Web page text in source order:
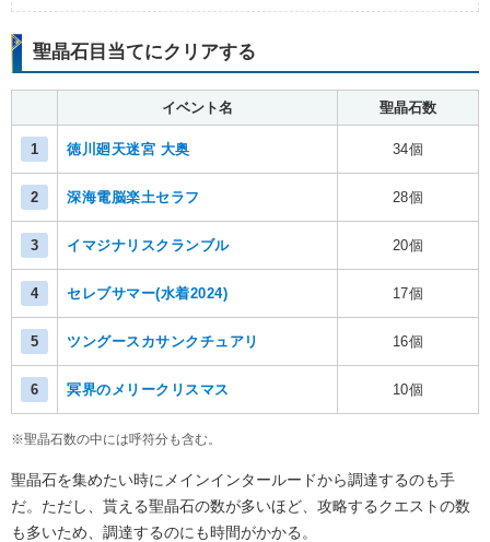
聖晶石目当てにクリアする
イベント名 聖晶石数
1 徳川廻天迷宮 大奥 34個
2 深海電脳楽土セラフ 28個
3 イマジナリスクランブル 20個
4 セレブサマー(水着2024) 17個
5 ツングースカサンクチュアリ 16個
6 冥界のメリークリスマス 10個
※聖晶石数の中には呼符分も含む。
聖晶石を集めたい時にメインインタールードから調達するのも手
だ。ただし、貰える聖晶石の数が多いほど、攻略するクエストの数
も多いため、調達するのにも時間がかかる。